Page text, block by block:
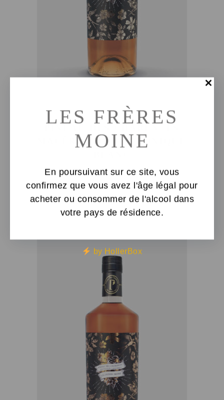
AJOUTER AU PANIER
MACÉRATION CARBONIQUE
Pineau des Charentes
52,00€
LES FRÈRES
MOINE
En poursuivant sur ce site, vous
confirmez que vous avez l'âge légal pour
acheter ou consommer de l'alcool dans
votre pays de résidence.
by HollerBox